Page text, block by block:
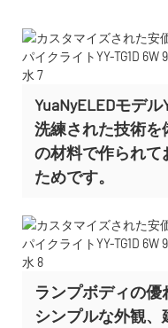
YuaNyELEDモデル
洗練された技術を
の材料で作られて
ためです。
ランプボディの
シンプルな外観